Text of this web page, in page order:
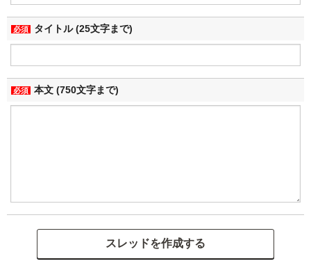
必須 タイトル (25文字まで)
必須 本文 (750文字まで)